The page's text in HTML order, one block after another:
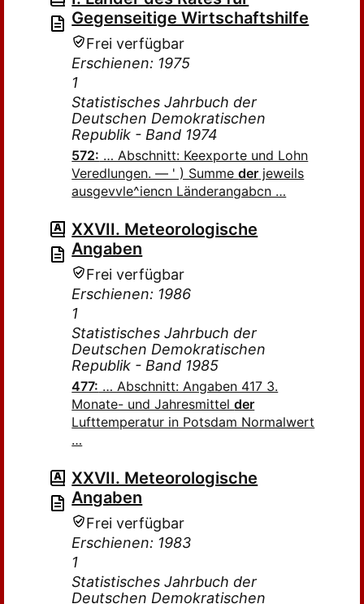
Gegenseitige Wirtschaftshilfe
Frei verfügbar
Erschienen: 1975
1
Statistisches Jahrbuch der
Deutschen Demokratischen
Republik - Band 1974
572: … Abschnitt: Keexporte und Lohn
Veredlungen. — ' ) Summeder jeweils
ausgevvle^iencn Länderangabcn …
XXVII. Meteorologische
Angaben
Frei verfügbar
Erschienen: 1986
1
Statistisches Jahrbuch der
Deutschen Demokratischen
Republik - Band 1985
477: … Abschnitt: Angaben 417 3.
Monate- und Jahresmittelder
Lufttemperatur in Potsdam Normalwert
…
XXVII. Meteorologische
Angaben
Frei verfügbar
Erschienen: 1983
1
Statistisches Jahrbuch der
Deutschen Demokratischen